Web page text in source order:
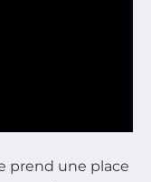
prend une place